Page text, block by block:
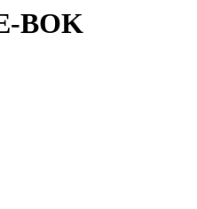
BOK